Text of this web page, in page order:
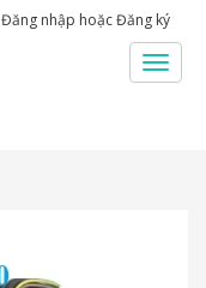
Đăng nhập hoặcĐăng ký
Menu